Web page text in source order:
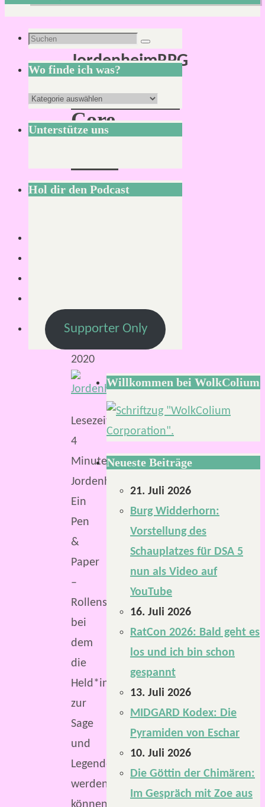
Schlagwort:
JordenheimRPG
Jordenheim
Core
Rule
2020
Lesezeit:
4
Minuten
Jordenheim.
Ein
Pen
&
Paper
–
Rollenspiel
bei
dem
die
Held*innen
zur
Sage
und
Legende
werden
können.
Suchen
nach:
Suchen
Wo finde ich was?
Wo
finde
ich
Unterstütze uns
Hol dir den Podcast
Supporter Only
Willkommen bei WolkColium
Neueste Beiträge
21. Juli 2026
Burg Widderhorn:
Vorstellung des
Schauplatzes für DSA 5
nun als Video auf
YouTube
16. Juli 2026
RatCon 2026: Bald geht es
los und ich bin schon
gespannt
13. Juli 2026
MIDGARD Kodex: Die
Pyramiden von Eschar
10. Juli 2026
Die Göttin der Chimären:
Im Gespräch mit Zoe aus